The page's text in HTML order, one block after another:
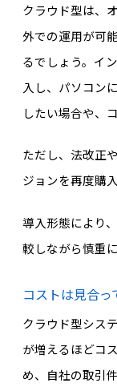
クラウド型は、
外での運用が可
るでしょう。イ
入し、パソコン
したい場合や、
ただし、法改正
ジョンを再度購
導入形態により
較しながら慎重
コストは見合っ
クラウド型シス
が増えるほどコ
め、自社の取引